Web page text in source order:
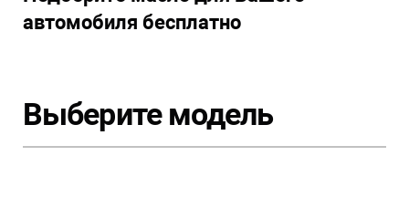
автомобиля бесплатно
Выберите модель